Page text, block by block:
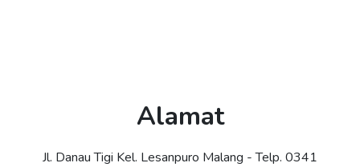
Alamat
Jl. Danau Tigi Kel. Lesanpuro Malang - Telp. 0341